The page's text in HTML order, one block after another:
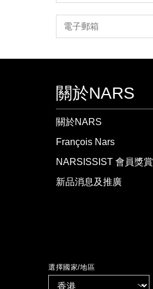
關於NARS
關於NARS
François Nars
NARSISSIST 會員獎賞
新品消息及推廣
選擇國家/地區